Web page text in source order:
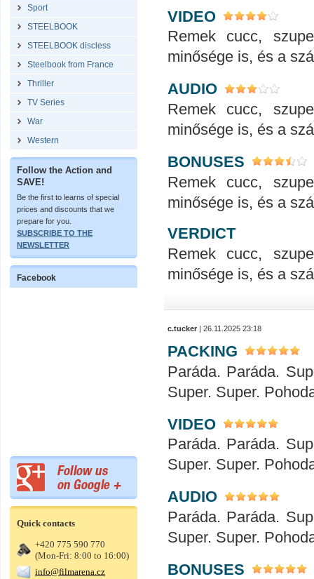
Sport
STEELBOOK
STEELBOOK discless
Steelbook from France
Thriller
TV Series
War
Western
Follow the Action and
SAVE!
Be the first to learns of special
prices and discounts that we
prepare for you.
SUBSCRIBE TO THE
NEWSLETTER
Facebook
Quick contacts
+420 775 590 770
(Mon-Fri: 8:00 to 16:00)
info@filmarena.cz
VIDEO
Remek cucc,
minősége is, és a
AUDIO
Remek cucc,
minősége is, és a
BONUSES
Remek cucc,
minősége is, és a
VERDICT
Remek cucc,
minősége is, és a
c.tucker | 26.11.2025 23:18
PACKING
Paráda. Paráda.
Super. Super.
VIDEO
Paráda. Paráda.
Super. Super.
AUDIO
Paráda. Paráda.
Super. Super.
BONUSES